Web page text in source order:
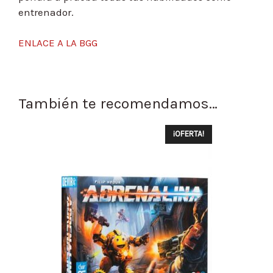
entrenador.
ENLACE A LA BGG
También te recomendamos…
¡OFERTA!